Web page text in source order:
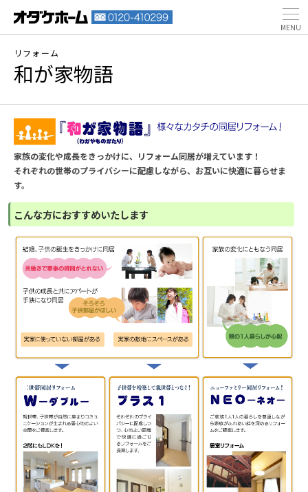
リフォーム
和が家物語
家族の変化や成長をきっかけに、リフォーム同居が増えています！
それぞれの世帯のプライバシーに配慮しながら、お互いに快適に暮らせま
す。
こんな方におすすめいたします